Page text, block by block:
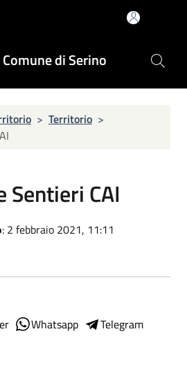
Comune di Serino
> Territorio >
Sentieri CAI
: 2 febbraio 2021, 11:11
Whatsapp
Telegram